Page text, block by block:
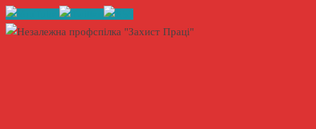
Skip
to